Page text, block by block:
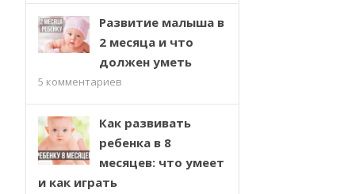
Развитие малыша в
2 месяца и что
должен уметь
5 комментариев
Как развивать
ребенка в 8
месяцев: что умеет
и как играть